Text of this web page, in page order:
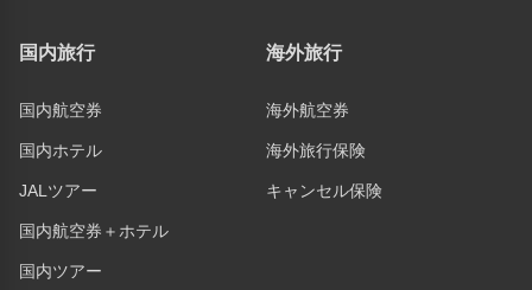
国内旅行
国内航空券
国内ホテル
JALツアー
国内航空券＋ホテル
国内ツアー
海外旅行
海外航空券
海外旅行保険
キャンセル保険